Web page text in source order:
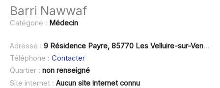
Barri Nawwaf
Catégorie : Médecin
Adresse : 9 Résidence Payre, 85770 Les Velluire-sur-Vendée
Téléphone : Contacter
Quartier : non renseigné
Site internet : Aucun site internet connu